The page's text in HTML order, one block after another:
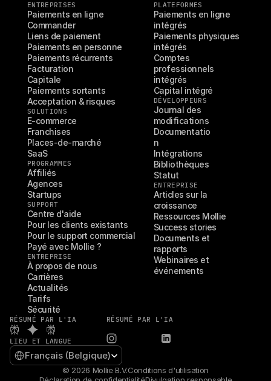
ENTREPRISES
Paiements en ligne
Commander
Liens de paiement
Paiements en personne
Paiements récurrents
Facturation
Capitale
Paiements sortants
Acceptation & risques
SOLUTIONS
E-commerce
Franchises
Places-de-marché
SaaS
PROGRAMMES
Affiliés
Agences
Startups
SUPPORT
Centre d'aide
Pour les clients existants
Pour le support commercial
Payé avec Mollie ?
ENTREPRISE
À propos de nous
Carrières
Actualités
Tarifs
Sécurité
PLATEFORMES
Paiements en ligne
intégrés
Paiements physiques
intégrés
Comptes
professionnels
intégrés
Capital intégré
DÉVELOPPEURS
Journal des
modifications
Documentatio
n
Intégrations
Bibliothèques
Statut
ENTREPRISE
Articles sur la
croissance
Ressources Mollie
Success stories
Documents et
rapports
Webinaires et
événements
RÉSUMÉ PAR L'IA RÉSUMÉ PAR L'IA
LIEU ET LANGUE
Select Language
Français (Belgique)
© 2026 Mollie B.V.Conditions d'utilisation